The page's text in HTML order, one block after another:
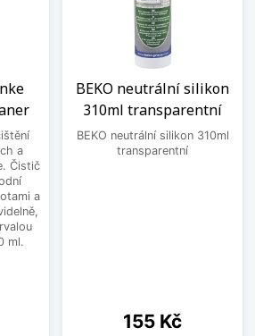
a
Čistič
a
ml.
BEKO neutrální silikon
310ml transparentní
BEKO neutrální silikon 310ml
transparentní
Cena
155 Kč